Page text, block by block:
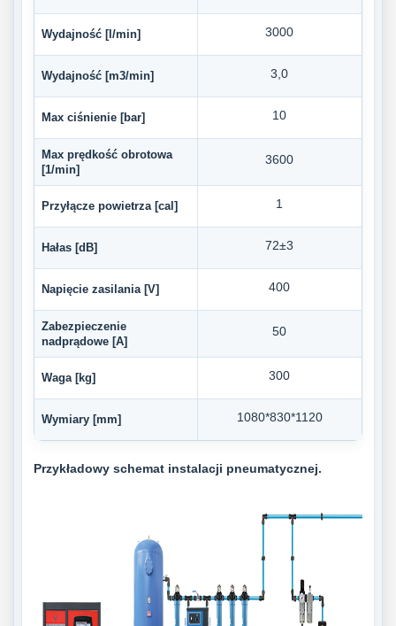
Wydajność [l/min] 3000
Wydajność [m3/min] 3,0
Max ciśnienie [bar] 10
Max prędkość obrotowa
[1/min]
3600
Przyłącze powietrza [cal] 1
Hałas [dB] 72±3
Napięcie zasilania [V] 400
Zabezpieczenie
nadprądowe [A]
50
Waga [kg] 300
Wymiary [mm] 1080*830*1120
Przykładowy schemat instalacji pneumatycznej.